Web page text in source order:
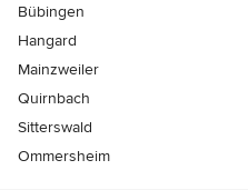
Bübingen
Hangard
Mainzweiler
Quirnbach
Sitterswald
Ommersheim